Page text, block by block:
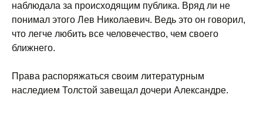
наблюдала за происходящим публика. Вряд ли не
понимал этого Лев Николаевич. Ведь это он говорил,
что легче любить все человечество, чем своего
ближнего.
Права распоряжаться своим литературным
наследием Толстой завещал дочери Александре.